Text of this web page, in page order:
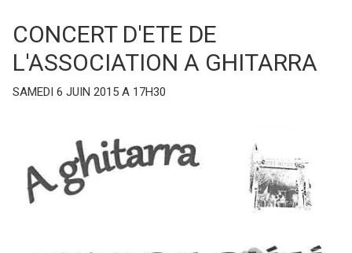
CONCERT D'ETE DE
L'ASSOCIATION A GHITARRA
SAMEDI 6 JUIN 2015 A 17H30